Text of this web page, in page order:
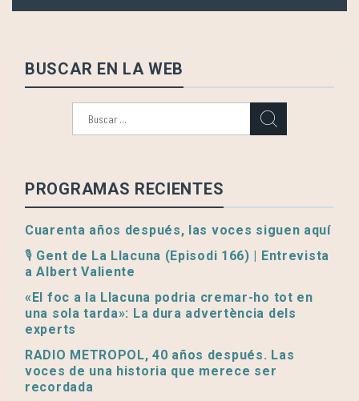
BUSCAR EN LA WEB
PROGRAMAS RECIENTES
Cuarenta años después, las voces siguen aquí
🎙️ Gent de La Llacuna (Episodi 166) | Entrevista
a Albert Valiente
«El foc a la Llacuna podria cremar-ho tot en
una sola tarda»: La dura advertència dels
experts
RADIO METROPOL, 40 años después. Las
voces de una historia que merece ser
recordada